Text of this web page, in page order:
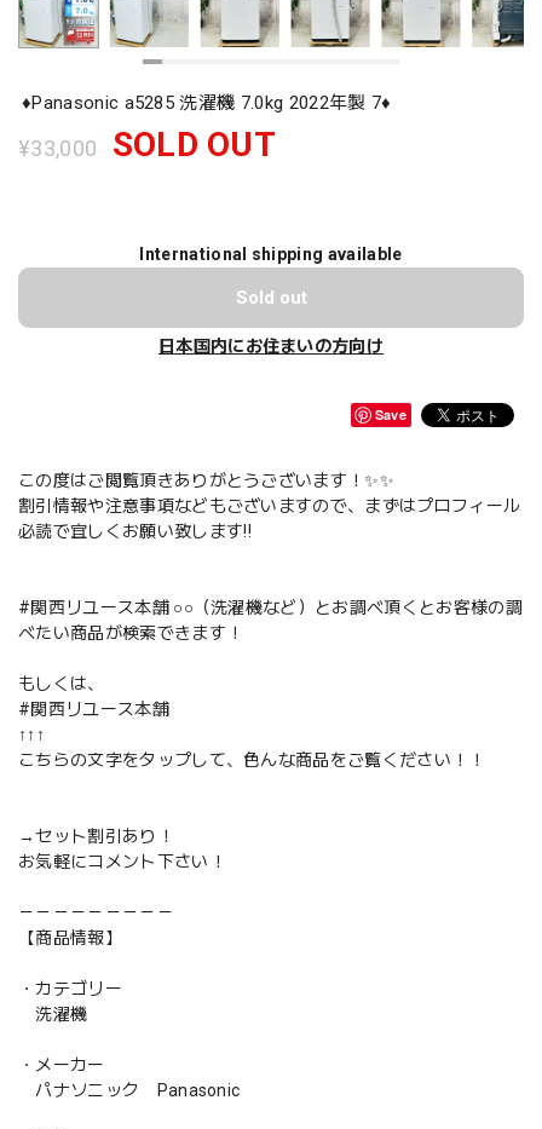
♦️Panasonic a5285 洗濯機 7.0kg 2022年製 7♦️
¥33,000 SOLD OUT
International shipping available
Sold out
日本国内にお住まいの方向け
Save
この度はご閲覧頂きありがとうございます！✨✨
割引情報や注意事項などもございますので、まずはプロフィール
必読で宜しくお願い致します‼️
#関西リユース本舗 ○○（洗濯機など）とお調べ頂くとお客様の調
べたい商品が検索できます！
もしくは、
#関西リユース本舗
↑↑↑
こちらの文字をタップして、色んな商品をご覧ください！！
→セット割引あり！
お気軽にコメント下さい！
－－－－－－－－－
【商品情報】
・カテゴリー
洗濯機
・メーカー
パナソニック Panasonic